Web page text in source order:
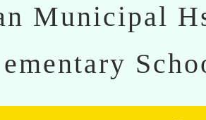
Municipal
ementary